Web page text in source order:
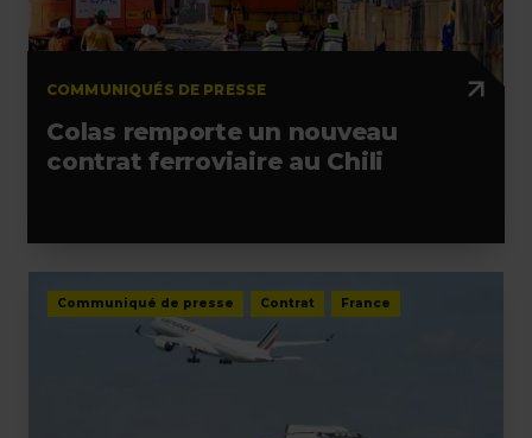
COMMUNIQUÉS DE PRESSE
Colas remporte un nouveau
contrat ferroviaire au Chili
Communiqué de presse Contrat France